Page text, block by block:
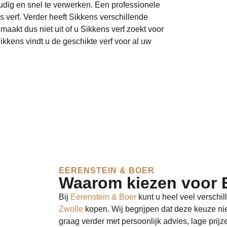
en snel te verwerken. Een professionele
verf. Verder heeft Sikkens verschillende
dus niet uit of u Sikkens verf zoekt voor
vindt u de geschikte verf voor al uw
EERENSTEIN & BOER
Waarom kiezen voor
Bij Eerenstein & Boer kunt u heel veel
Zwolle kopen. Wij begrijpen dat deze keuze
graag verder met persoonlijk advies, lage